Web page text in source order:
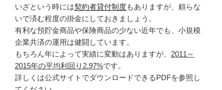
いざという時には契約者貸付制度もありますが、頼らな
いで済む程度の掛金にしておきましょう。
有利な預貯金商品や保険商品の少ない近年でも、小規模
企業共済の運用は健闘しています。
もちろん年によって実績に変動はありますが、 2011～
2015年の平均利回り2.97%です。
詳しくは公式サイトでダウンロードできるPDFを参照し